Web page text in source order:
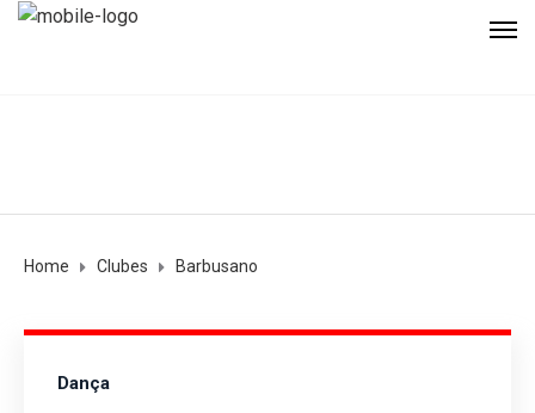
Home Clubes Barbusano
Dança